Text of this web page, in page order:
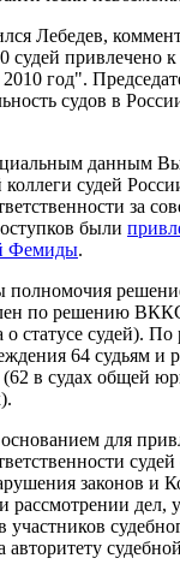
Лебедев,
судей привлечено
2010 год".
судов в
данным
судей
за
были
Фемиды.
полномочия
по решению
о статусе судей).
64 судьям и
(62 в судах общей
для
законов и
рассмотрении дел,
участников